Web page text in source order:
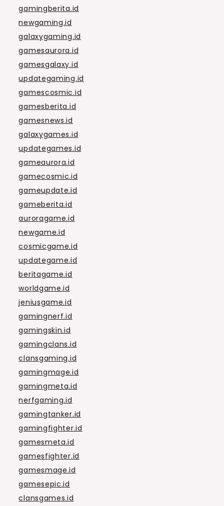
gamingberita.id
newgaming.id
galaxygaming.id
gamesaurora.id
gamesgalaxy.id
updategaming.id
gamescosmic.id
gamesberita.id
gamesnews.id
galaxygames.id
updategames.id
gameaurora.id
gamecosmic.id
gameupdate.id
gameberita.id
auroragame.id
newgame.id
cosmicgame.id
updategame.id
beritagame.id
worldgame.id
jeniusgame.id
gamingnerf.id
gamingskin.id
gamingclans.id
clansgaming.id
gamingmage.id
gamingmeta.id
nerfgaming.id
gamingtanker.id
gamingfighter.id
gamesmeta.id
gamesfighter.id
gamesmage.id
gamesepic.id
clansgames.id